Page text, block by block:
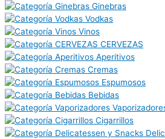
Ginebras
Vodkas
Vinos
CERVEZAS
Aperitivos
Cremas
Espumosos
Bebidas
Cigarrillos